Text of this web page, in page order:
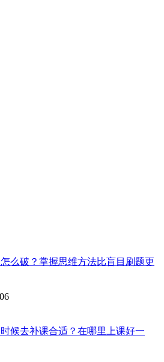
么破？掌握思维方法比盲目刷题更
候去补课合适？在哪里上课好一